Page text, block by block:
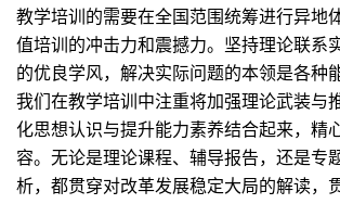
教学培训的需要在全国范围统筹进行异地
值培训的冲击力和震撼力。坚持理论联系
的优良学风，解决实际问题的本领是各种
我们在教学培训中注重将加强理论武装与
化思想认识与提升能力素养结合起来，精
容。无论是理论课程、辅导报告，还是专
析，都贯穿对改革发展稳定大局的解读，